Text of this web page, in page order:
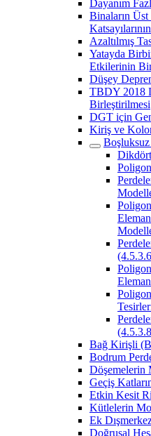
Dayanım
Binaların
Azaltılmış
Yatayda
Etkilerinin
Düşey
TBDY 2018
Birleştirilmesi
DGT için
Kiriş ve
Bağ Kirişli
Bodrum
Döşemelerin
Geçiş
Etkin Kesit
Kütlelerin
Ek
Doğrusal